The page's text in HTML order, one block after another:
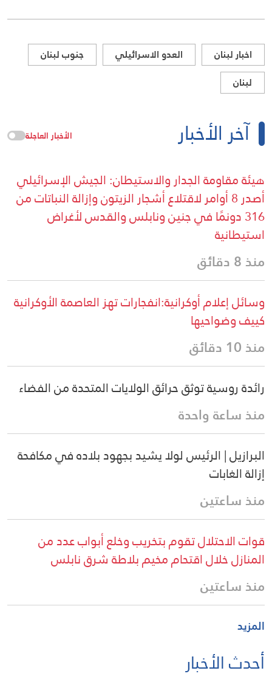
اخبار لبنان العدو الاسرائيلي
جنوب لبنان
لبنان
آخر الأخبار الأخبار العاجلة
هيئة مقاومة الجدار والاستيطان: الجيش الإسرائيلي
أصدر 8 أوامر لاقتلاع أشجار الزيتون وإزالة النباتات من
316 دونمًا في جنين ونابلس والقدس لأغراض
استيطانية
منذ 8 دقائق
وسائل إعلام أوكرانية:انفجارات تهز العاصمة الأوكرانية
كييف وضواحيها
منذ 10 دقائق
رائدة روسية توثق حرائق الولايات المتحدة من الفضاء
منذ ساعة واحدة
البرازيل | الرئيس لولا يشيد بجهود بلاده في مكافحة
إزالة الغابات
منذ ساعتين
قوات الاحتلال تقوم بتخريب وخلع أبواب عدد من
المنازل خلال اقتحام مخيم بلاطة شرق نابلس
منذ ساعتين
المزيد
أحدث الأخبار